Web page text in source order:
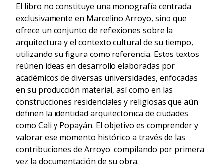
El libro no constituye una monografía centrada
exclusivamente en Marcelino Arroyo, sino que
ofrece un conjunto de reflexiones sobre la
arquitectura y el contexto cultural de su tiempo,
utilizando su figura como referencia. Estos textos
reúnen ideas en desarrollo elaboradas por
académicos de diversas universidades, enfocadas
en su producción material, así como en las
construcciones residenciales y religiosas que aún
definen la identidad arquitectónica de ciudades
como Cali y Popayán. El objetivo es comprender y
valorar ese momento histórico a través de las
contribuciones de Arroyo, compilando por primera
vez la documentación de su obra.